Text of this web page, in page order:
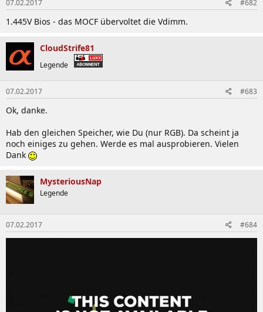
07.02.2017 #682
1.445V Bios - das MOCF übervoltet die Vdimm.
CloudStrife81
Legende
07.02.2017 #683
Ok, danke.
Hab den gleichen Speicher, wie Du (nur RGB). Da scheint ja
noch einiges zu gehen. Werde es mal ausprobieren. Vielen
Dank
MysteriousNap
Legende
07.02.2017 #684